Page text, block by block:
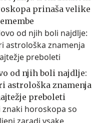
prinaša velike
od njih boli najdlje:
astrološka znamenja
preboleti